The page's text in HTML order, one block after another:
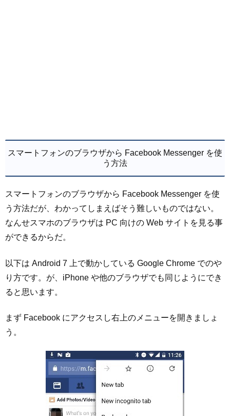
スマートフォンのブラウザから Facebook Messenger を使
う方法
スマートフォンのブラウザから Facebook Messenger を使
う方法だが、わかってしまえばそう難しいものではない。
なんせスマホのブラウザは PC 向けの Web サイトを見る事
ができるからだ。
以下は Android 7 上で動かしている Google Chrome でのや
り方です。が、iPhone や他のブラウザでも同じようにでき
ると思います。
まず Facebook にアクセスし右上のメニューを開きましょ
う。